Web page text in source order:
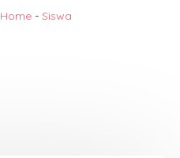
Home - Siswa